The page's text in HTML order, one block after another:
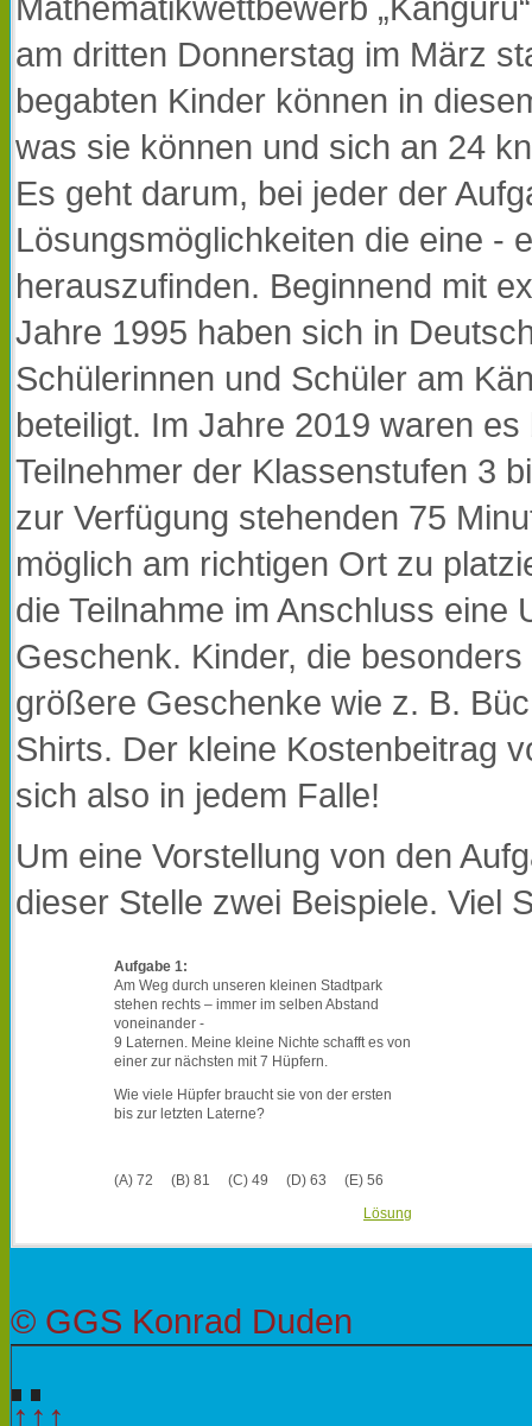
Mathematikwettbewerb
am dritten Donnerstag im März
begabten Kinder können in
was sie können und sich an 24
Es geht darum, bei jeder der
Lösungsmöglichkeiten die eine -
herauszufinden. Beginnend mit
Jahre 1995 haben sich in
Schülerinnen und Schüler am
beteiligt. Im Jahre 2019 waren
Teilnehmer der Klassenstufen 3
zur Verfügung stehenden 75
möglich am richtigen Ort zu
die Teilnahme im Anschluss eine
Geschenk. Kinder, die
größere Geschenke wie z. B.
Shirts. Der kleine Kostenbeitrag
sich also in jedem Falle!
Um eine Vorstellung von den
dieser Stelle zwei Beispiele. Viel
Aufgabe 1:
Am Weg durch unseren kleinen Stadtpark
stehen rechts – immer im selben Abstand
voneinander -
9 Laternen. Meine kleine Nichte schafft es von
einer zur nächsten mit 7 Hüpfern.
Wie viele Hüpfer braucht sie von der ersten
bis zur letzten Laterne?
(A) 72 (B) 81 (C) 49 (D) 63 (E) 56
Lösung
© GGS Konrad Duden
↑↑↑